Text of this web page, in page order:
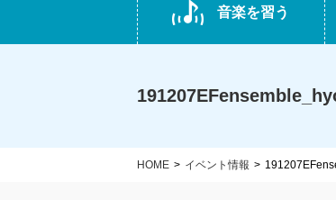
音楽を習う
HOME イベント情報